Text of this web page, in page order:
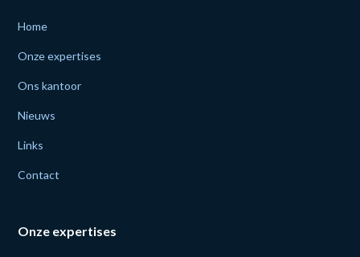
Home
Onze expertises
Ons kantoor
Nieuws
Links
Contact
Onze expertises